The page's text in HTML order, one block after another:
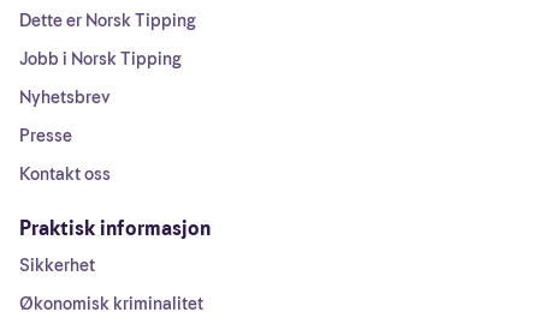
Dette er Norsk Tipping
Jobb i Norsk Tipping
Nyhetsbrev
Presse
Kontakt oss
Praktisk informasjon
Sikkerhet
Økonomisk kriminalitet